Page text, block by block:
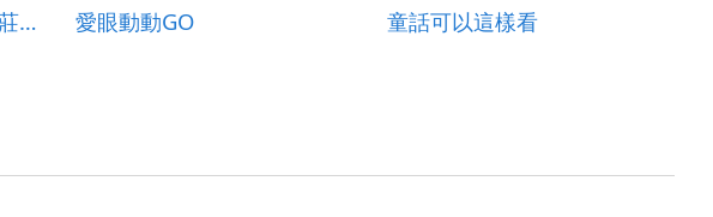
桃園市108學年度桃園區莊敬國民小學 【十二年國教素養導向教學】教學活動設計單 愛眼動動GO 童話可以這樣看